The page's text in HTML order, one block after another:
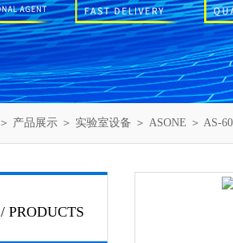
＞ 产品展示 ＞ 实验室设备 ＞ ASONE ＞ AS-
/ PRODUCTS